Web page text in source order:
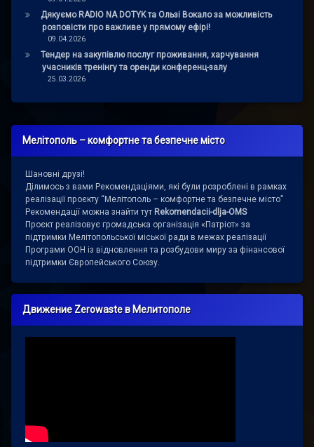
Дякуємо RADIO NA DOTYK та Ользі Вокало за можливість
розповісти про важливе у прямому ефірі!
09.04.2026
Тендер на закупівлю послуг проживання, харчування
учасників тренінгу та оренди конференц-залу
25.03.2026
Мелітополь – комфортне та безпечне місто
Шановні друзі!
Ділимось з вами Рекомендаціями, які були розроблені в рамках
реалізації проєкту “Мелітополь – комфортне та безпечне місто”
Рекомендації можна знайти тут Rekomendacii-dlja-OMS
Проєкт реалізовує громадська організація «Патріот» за
підтримки Мелітопольської міської ради в межах реалізації
Програми ООН із відновлення та розбудови миру за фінансової
підтримки Європейського Союзу.
Движение Zerowaste в Мелитополе